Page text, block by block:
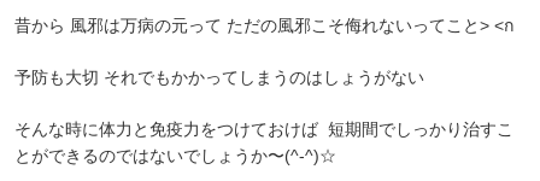
昔から 風邪は万病の元って ただの風邪こそ侮れないってこと> <ก
予防も大切 それでもかかってしまうのはしょうがない
そんな時に体力と免疫力をつけておけば 短期間でしっかり治すこ
とができるのではないでしょうか〜(^-^)☆